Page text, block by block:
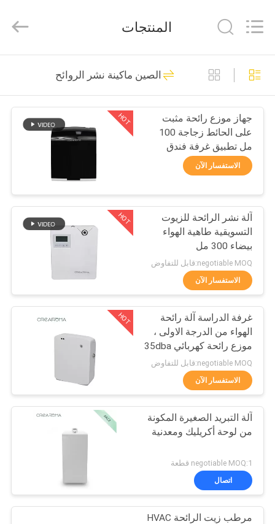
منزل،
بيت
منتجات
أشرطة
عرض
الواقع
الافتراضي
معلومات
جولة
في
المعمل
الجودة
اتصل
Market.
Developed
ECER
ماكينة نشر الروائح
53
آلة رائحة الناشر
51
آلة الناشر الزيوت
الأساسية
56
ناشر عطر أوتوماتيكي
75
المنتجات
الصين ماكينة نشر الروائح
HOT
جهاز موزع رائحة مثبت
على الحائط زجاجة 100
مل تطبيق غرفة فندق
Crearoma
الاستفسار الآن
HOT
آلة نشر الرائحة للزيوت
التسويقية طاهية الهواء
بيضاء 300 مل
negotiable MOQ:قابل للتفاوض
الاستفسار الآن
HOT
غرفة الدراسة آلة رائحة
الهواء من الدرجة الاولى ،
موزع رائحة كهربائي 35dba
ضوضاء
negotiable MOQ:قابل للتفاوض
الاستفسار الآن
آلة التبريد الصغيرة المكونة
من لوحة أكريليك ومعدنية
negotiable MOQ:1 قطعة
اتصال
مرطب زيت الرائحة HVAC